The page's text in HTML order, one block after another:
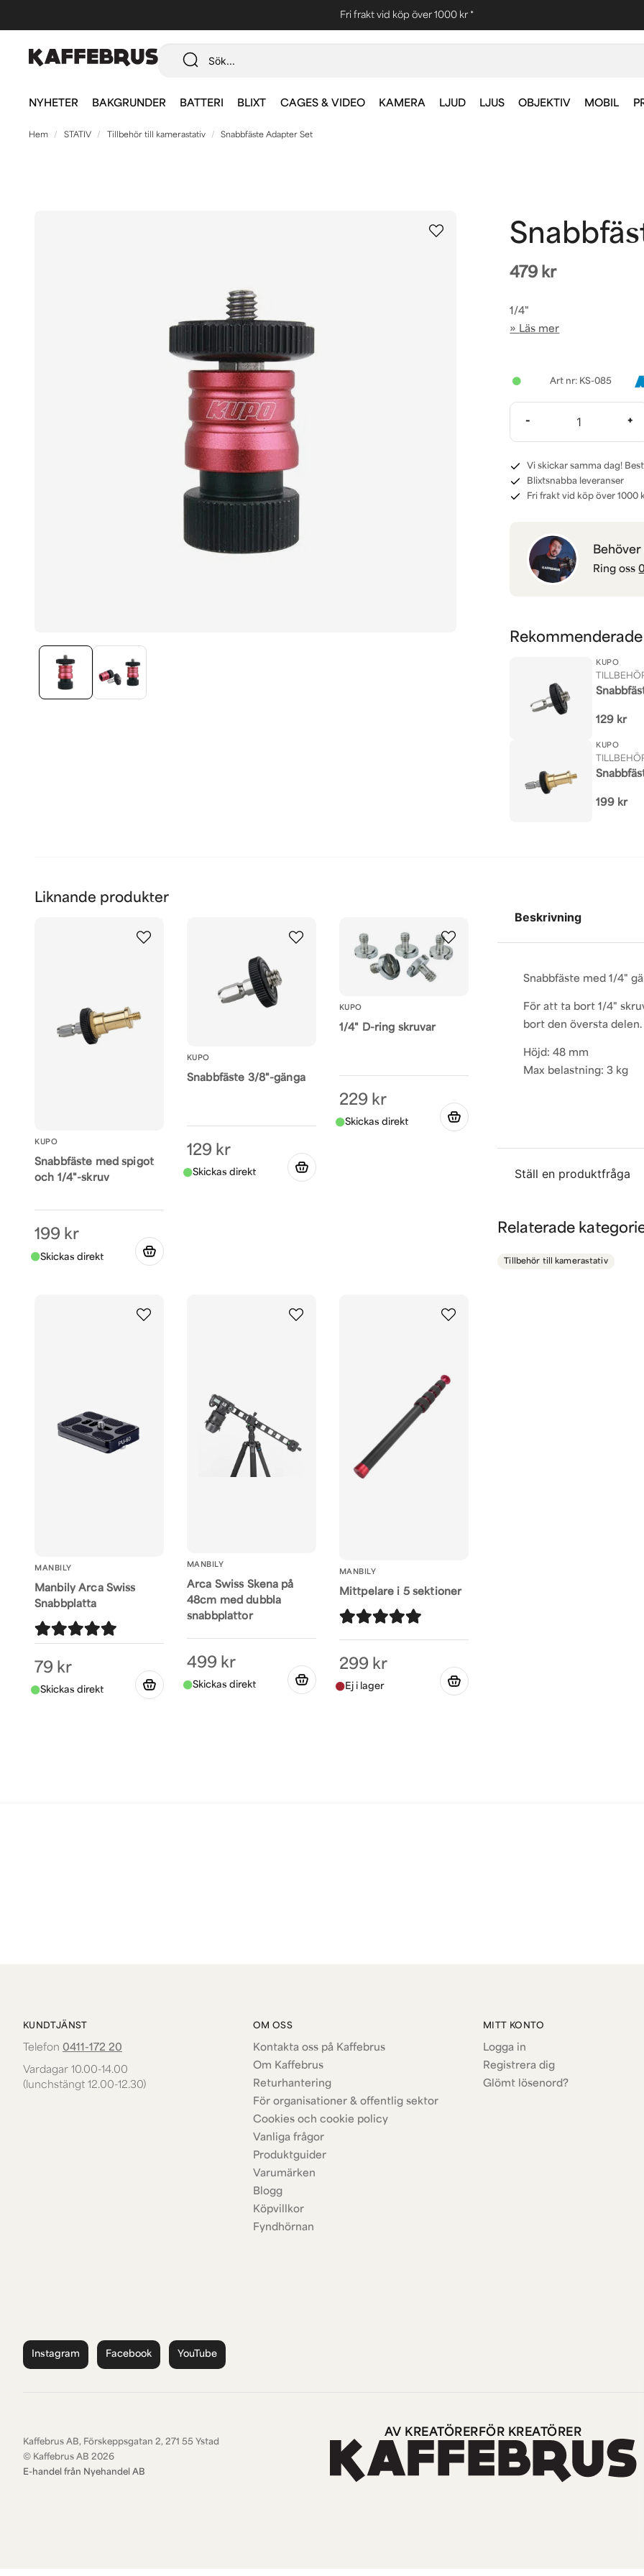
Fri frakt vid köp över 1000 kr *
NYHETER BAKGRUNDER BATTERI BLIXT CAGES & VIDEO KAMERA LJUD LJUS OBJEKTIV MOBIL
Hem STATIV Tillbehör till kamerastativ Snabbfäste Adapter Set
479 kr
1/4"
Läs mer
KS-085
- +
Vi skickar samma dag!
Blixtsnabba leveranser
Fri frakt vid köp över 1000
Ring oss
KUPO
129 kr
KUPO
199 kr
Liknande produkter
KUPO
Snabbfäste med spigot
och 1/4"-skruv
199 kr
KUPO
Snabbfäste 3/8"-gänga
129 kr
KUPO
1/4" D-ring skruvar
229 kr
MANBILY
Manbily Arca Swiss
Snabbplatta
79 kr
MANBILY
Arca Swiss Skena på
48cm med dubbla
snabbplattor
499 kr
MANBILY
Mittpelare i 5 sektioner
299 kr
Beskrivning
Snabbfäste med 1/4"
För att ta bort 1/4"
bort den översta delen.
Höjd: 48 mm
Max belastning: 3 kg
Ställ en produktfråga
Fråga oss något om
Relaterade
Tillbehör till kamerastativ
KUNDTJÄNST
Telefon 0411-172 20
Vardagar 10.00-14.00
(lunchstängt 12.00-12.30)
OM OSS
Kontakta oss på Kaffebrus
Om Kaffebrus
Returhantering
För organisationer & offentlig sektor
Cookies och cookie policy
Vanliga frågor
Produktguider
Varumärken
Blogg
Köpvillkor
Fyndhörnan
MITT KONTO
Logga in
Registrera dig
Glömt lösenord?
Instagram Facebook YouTube
Kaffebrus AB, Förskeppsgatan 2, 271 55 Ystad
© Kaffebrus AB 2026
E-handel från Nyehandel AB
AV KREATÖRER FÖR KREATÖRER